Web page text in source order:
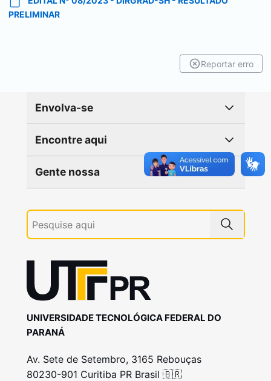
PRELIMINAR
Reportar erro
Envolva-se
Encontre aqui
Gente nossa
UNIVERSIDADE TECNOLÓGICA FEDERAL DO
PARANÁ
Av. Sete de Setembro, 3165 Rebouças
80230-901 Curitiba PR Brasil 🇧🇷